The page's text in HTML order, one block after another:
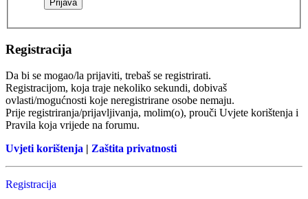
Registracija
Da bi se mogao/la prijaviti, trebaš se registrirati.
Registracijom, koja traje nekoliko sekundi, dobivaš
ovlasti/mogućnosti koje neregistrirane osobe nemaju.
Prije registriranja/prijavljivanja, molim(o), prouči Uvjete korištenja i
Pravila koja vrijede na forumu.
Uvjeti korištenja | Zaštita privatnosti
Registracija